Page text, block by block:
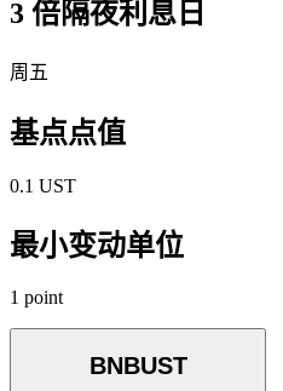
3 倍隔夜利息日
周五
基点点值
0.1 UST
最小变动单位
1 point
BNBUST